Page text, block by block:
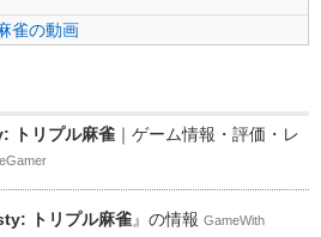
雀の動画
トリプル麻雀 ｜ゲーム情報・評価・レ
トリプル麻雀』の情報 GameWith